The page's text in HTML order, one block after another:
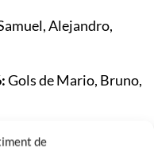
de
Alejandro,
Gols de Mario, Bruno,
de Mario Romero,
Olivera (3).